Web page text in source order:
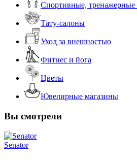
Спортивные, тренажерные
Тату-салоны
Уход за внешностью
Фитнес и йога
Цветы
Ювелирные магазины
Вы смотрели
Senator